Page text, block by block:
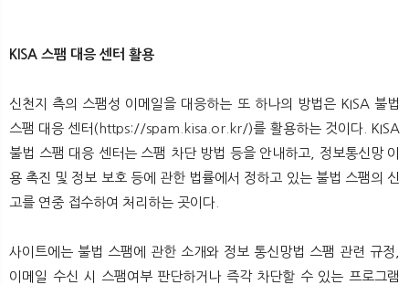
KISA 스팸 대응 센터 활용
신천지 측의 스팸성 이메일을 대응하는 또 하나의 방법은 KISA 불법
스팸 대응 센터( https://spam.kisa.or.kr/)를 활용하는 것이다. KISA
불법 스팸 대응 센터는 스팸 차단 방법 등을 안내하고, 정보통신망 이
용 촉진 및 정보 보호 등에 관한 법률에서 정하고 있는 불법 스팸의 신
고를 연중 접수하여 처리하는 곳이다.
사이트에는 불법 스팸에 관한 소개와 정보 통신망법 스팸 관련 규정,
이메일 수신 시 스팸여부 판단하거나 즉각 차단할 수 있는 프로그램